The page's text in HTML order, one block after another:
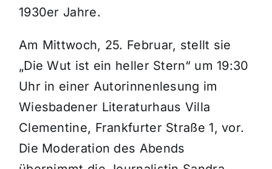
1930er Jahre.
Am Mittwoch, 25. Februar, stellt sie
„Die Wut ist ein heller Stern“ um 19:30
Uhr in einer Autorinnenlesung im
Wiesbadener Literaturhaus Villa
Clementine, Frankfurter Straße 1, vor.
Die Moderation des Abends